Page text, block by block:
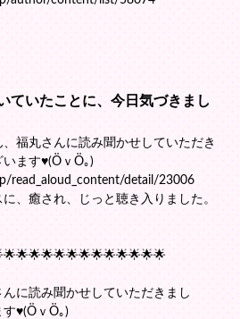
ていたことに、今日気づきまし
福丸さんに読み聞かせしていただき
ます♥(ӦｖӦ｡)
read_aloud_content/detail/23006
、癒され、じっと聴き入りました。
に読み聞かせしていただきまし
す♥(ӦｖӦ｡)